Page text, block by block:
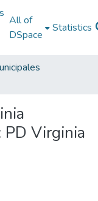
All of
DSpace
Statistics
Virginia